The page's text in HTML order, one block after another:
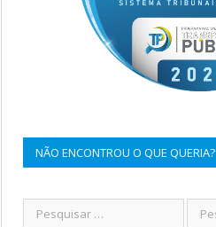
NÃO ENCONTROU O QUE QUERIA?